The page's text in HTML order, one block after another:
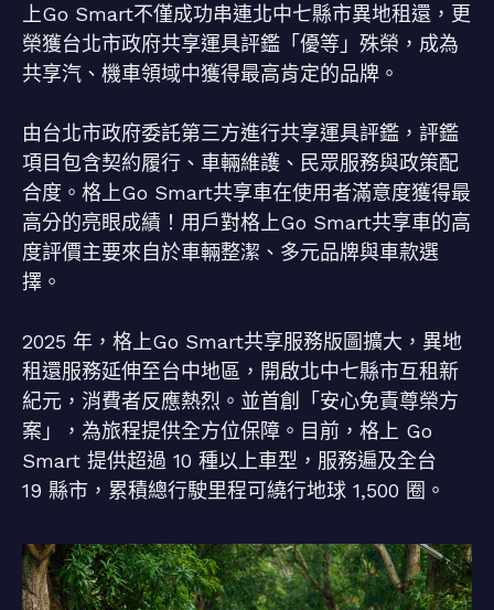
上Go Smart不僅成功串連北中七縣市異地租還，更
榮獲台北市政府共享運具評鑑「優等」殊榮，成為
共享汽、機車領域中獲得最高肯定的品牌。
由台北市政府委託第三方進行共享運具評鑑，評鑑
項目包含契約履行、車輛維護、民眾服務與政策配
合度。格上Go Smart共享車在使用者滿意度獲得最
高分的亮眼成績！用戶對格上Go Smart共享車的高
度評價主要來自於車輛整潔、多元品牌與車款選
擇。
2025 年，格上Go Smart共享服務版圖擴大，異地
租還服務延伸至台中地區，開啟北中七縣市互租新
紀元，消費者反應熱烈。並首創「安心免責尊榮方
案」，為旅程提供全方位保障。目前，格上 Go
Smart 提供超過 10 種以上車型，服務遍及全台
19 縣市，累積總行駛里程可繞行地球 1,500 圈。